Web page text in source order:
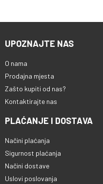
UPOZNAJTE NAS
O nama
Prodajna mjesta
Zašto kupiti od nas?
Kontaktirajte nas
PLAĆANJE I DOSTAVA
Načini plaćanja
Sigurnost plaćanja
Načini dostave
Uslovi poslovanja